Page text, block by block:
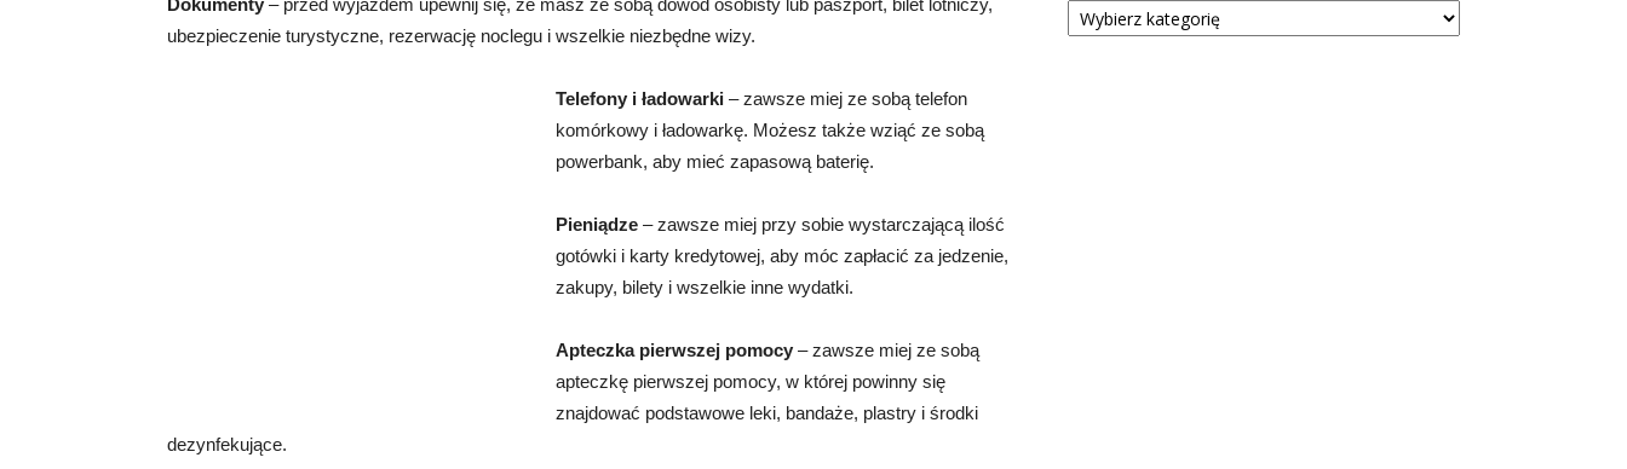
Dokumenty – przed wyjazdem upewnij się, że masz ze sobą dowód osobisty lub paszport, bilet lotniczy,
ubezpieczenie turystyczne, rezerwację noclegu i wszelkie niezbędne wizy.
Telefony i ładowarki – zawsze miej ze sobą telefon
komórkowy i ładowarkę. Możesz także wziąć ze sobą
powerbank, aby mieć zapasową baterię.
Pieniądze – zawsze miej przy sobie wystarczającą ilość
gotówki i karty kredytowej, aby móc zapłacić za jedzenie,
zakupy, bilety i wszelkie inne wydatki.
Apteczka pierwszej pomocy – zawsze miej ze sobą
apteczkę pierwszej pomocy, w której powinny się
znajdować podstawowe leki, bandaże, plastry i środki
dezynfekujące.